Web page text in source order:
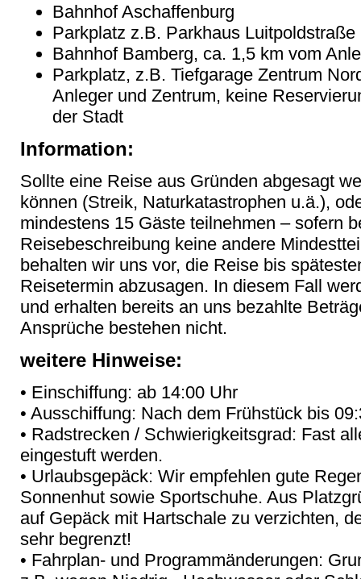
Bahnhof Aschaffenburg
Parkplatz z.B. Parkhaus Luitpoldstraße
Bahnhof Bamberg, ca. 1,5 km vom
Parkplatz, z.B. Tiefgarage Zentrum
Anleger und Zentrum, keine
der Stadt
Information:
Sollte eine Reise aus Gründen abgesagt
können (Streik, Naturkatastrophen u.ä.),
mindestens 15 Gäste teilnehmen – sofern
Reisebeschreibung keine andere
behalten wir uns vor, die Reise bis
Reisetermin abzusagen. In diesem Fall
und erhalten bereits an uns bezahlte
Ansprüche bestehen nicht.
weitere Hinweise:
• Einschiffung: ab 14:00 Uhr
• Ausschiffung: Nach dem Frühstück bis
• Radstrecken / Schwierigkeitsgrad: Fast
eingestuft werden.
• Urlaubsgepäck: Wir empfehlen gute
Sonnenhut sowie Sportschuhe. Aus
auf Gepäck mit Hartschale zu verzichten,
sehr begrenzt!
• Fahrplan- und Programmänderungen: